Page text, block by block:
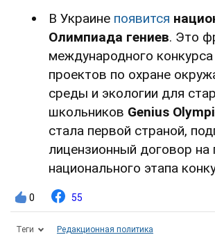
В Украине появится
Олимпиада гениев. Это
международного
проектов по охране
среды и экологии для
школьников Genius
стала первой страной,
лицензионный договор на
национального этапа
0 55
Теги Редакционная политика